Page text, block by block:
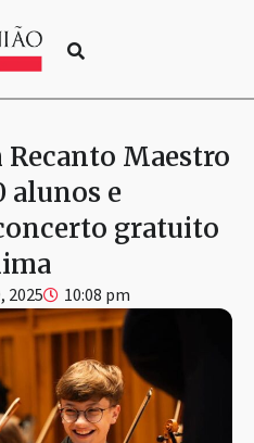
Recanto Maestro
alunos e
gratuito
2025 10:08 pm